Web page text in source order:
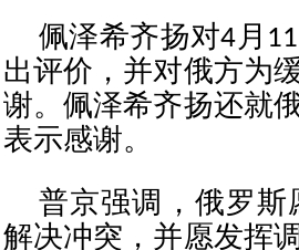
佩泽希齐扬对4月
出评价，并对俄方为
谢。佩泽希齐扬还就
表示感谢。
普京强调，俄罗斯
解决冲突，并愿发挥